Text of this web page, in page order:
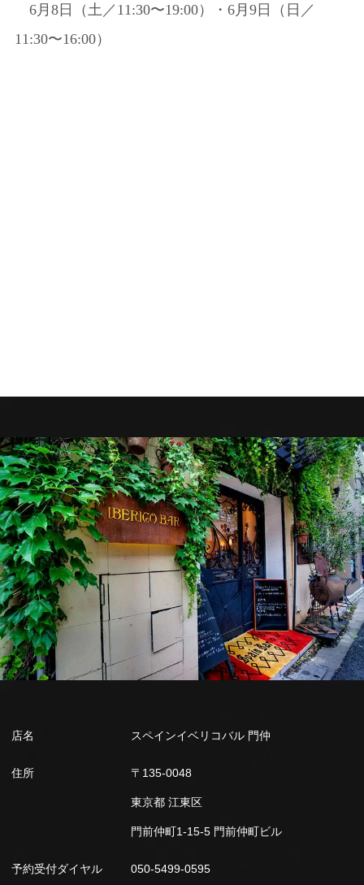
6月8日（土／11:30〜19:00）・6月9日（日／
11:30〜16:00）
店名 スペインイベリコバル 門仲
住所 〒135-0048
東京都 江東区
門前仲町1-15-5 門前仲町ビル
予約受付ダイヤル 050-5499-0595